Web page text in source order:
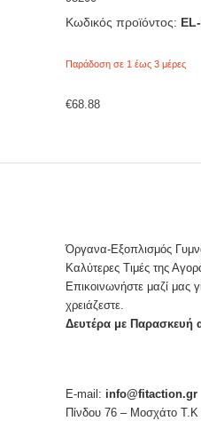
Κωδικός προϊόντος:
Παράδοση σε 1 έως 3 μέρες
€68.88
Όργανα-Εξοπλισμός
Καλύτερες Τιμές της
Επικοινωνήστε μαζί μας
χρειάζεστε.
Δευτέρα με Παρασκευή
E-mail: info@fitaction.gr
Πίνδου 76 – Μοσχάτο Τ.Κ